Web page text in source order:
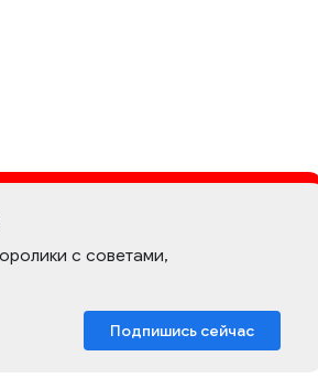
с советами,
Подпишись сейчас